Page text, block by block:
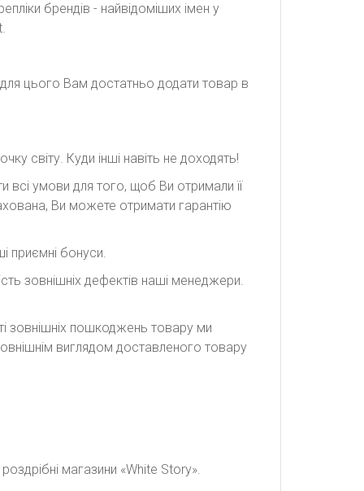
брендів - найвідоміших імен у
для цього Вам достатньо додати товар в
світу. Куди інші навіть не доходять!
умови для того, щоб Ви отримали її
Ви можете отримати гарантію
приємні бонуси.
зовнішніх дефектів наші менеджери.
зовнішніх пошкоджень товару ми
виглядом доставленого товару
магазини «White Story».